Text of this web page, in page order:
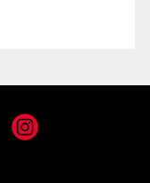
Instagram